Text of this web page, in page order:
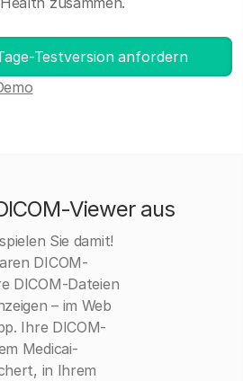
Testversion anfordern
Viewer aus
Sie damit!
DICOM-
DICOM-Dateien
– im Web
Ihre DICOM-
Medicai-
in Ihrem